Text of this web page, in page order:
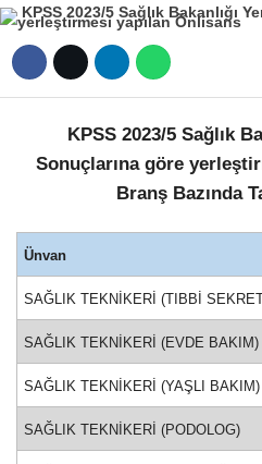
STK
İLANLAR
KPSS 2023/5 Sağlık
Sonuçlarına göre
Branş Bazında
Ünvan
SAĞLIK TEKNİKERİ (TIBBİ
SAĞLIK TEKNİKERİ (EVDE BAKIM)
SAĞLIK TEKNİKERİ (YAŞLI BAKIM)
SAĞLIK TEKNİKERİ (PODOLOG)